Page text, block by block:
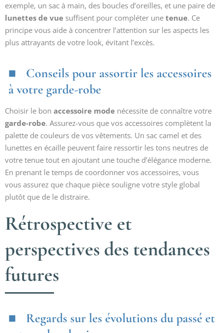
exemple, un sac à main, des boucles d’oreilles, et une paire de
lunettes de vue suffisent pour compléter une tenue. Ce
principe vous aide à concentrer l’attention sur les aspects les
plus attrayants de votre look, évitant l’excès.
Conseils pour assortir les accessoires
à votre garde-robe
Choisir le bon accessoire mode nécessite de connaître votre
garde-robe. Assurez-vous que vos accessoires complètent la
palette de couleurs de vos vêtements. Un sac camel et des
lunettes en écaille peuvent faire ressortir les tons neutres de
votre tenue tout en ajoutant une touche d’élégance moderne.
En prenant le temps de coordonner vos accessoires, vous
vous assurez que chaque pièce souligne votre style global
plutôt que de le distraire.
Rétrospective et
perspectives des tendances
futures
Regards sur les évolutions du passé et